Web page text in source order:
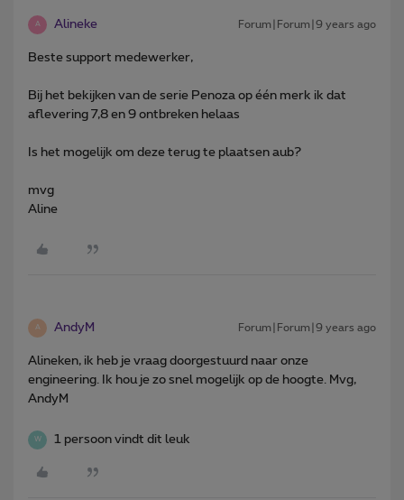
A Alineke Forum|Forum|9 years ago
Beste support medewerker,
Bij het bekijken van de serie Penoza op één merk ik dat
aflevering 7,8 en 9 ontbreken helaas
Is het mogelijk om deze terug te plaatsen aub?
mvg
Aline
A AndyM Forum|Forum|9 years ago
Alineken, ik heb je vraag doorgestuurd naar onze
engineering. Ik hou je zo snel mogelijk op de hoogte. Mvg,
AndyM
W 1 persoon vindt dit leuk